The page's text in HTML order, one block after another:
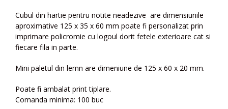
Cubul din hartie pentru notite neadezive are dimensiunile
aproximative 125 x 35 x 60 mm poate fi personalizat prin
imprimare policromie cu logoul dorit fetele exterioare cat si
fiecare fila in parte.
Mini paletul din lemn are dimeniune de 125 x 60 x 20 mm.
Poate fi ambalat print tiplare.
Comanda minima: 100 buc